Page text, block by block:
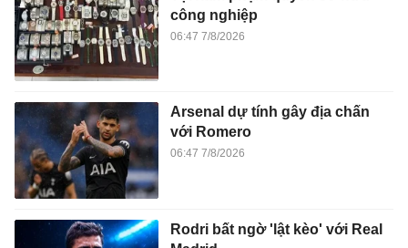
công nghiệp
06:47 7/8/2026
Arsenal dự tính gây địa chấn
với Romero
06:47 7/8/2026
Rodri bất ngờ 'lật kèo' với Real